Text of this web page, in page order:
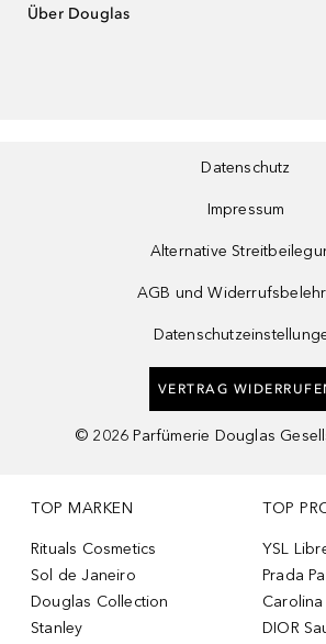
Über Douglas
Datenschutz
Impressum
Alternative
AGB und
VERTRAG
© 2026 Parfümerie Douglas
TOP MARKEN
Rituals Cosmetics
Sol de Janeiro
Douglas Collection
Stanley
TOP
YSL
Prada
DIOR